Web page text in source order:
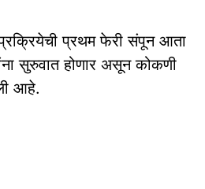
प्रक्रियेची प्रथम फेरी संपून आता
सुरुवात होणार असून कोकणी
आहे.